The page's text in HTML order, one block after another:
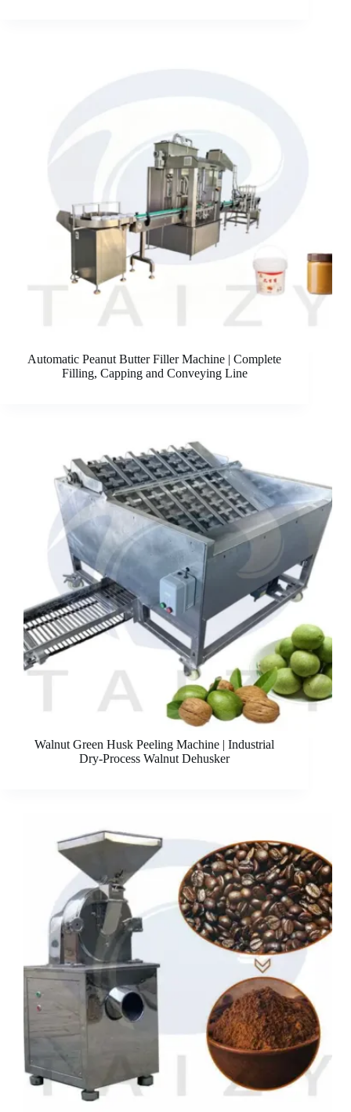
Automatic Peanut Butter Filler Machine | Complete
Filling, Capping and Conveying Line
Walnut Green Husk Peeling Machine | Industrial
Dry-Process Walnut Dehusker